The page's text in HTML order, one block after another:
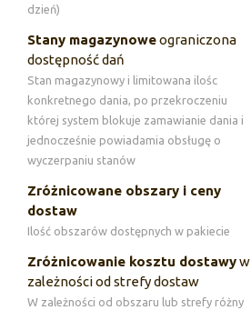
dzień)
Stany magazynoweograniczona
dostępność dań
Stan magazynowy i limitowana ilośc
konkretnego dania, po przekroczeniu
której system blokuje zamawianie dania i
jednocześnie powiadamia obsługę o
wyczerpaniu stanów
Zróżnicowane obszary i ceny
dostaw
Ilość obszarów dostępnych w pakiecie
Zróżnicowanie kosztu dostawyw
zależności od strefy dostaw
W zależności od obszaru lub strefy różny